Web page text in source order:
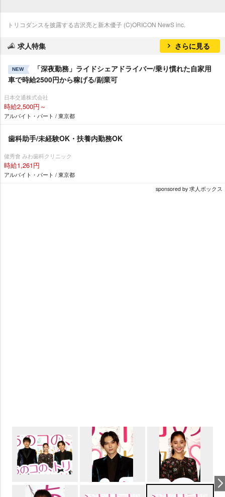
トリコダンスを披露する吉沢亮と新木優子 (C)ORICON NewS inc.
求人特集 さらに見る
NEW
「深夜勤務」ライドシェアドライバー/乗り慣れた自家用
車で時給2500円から稼げる/副業可
日本交通株式会社
時給2,500円～
アルバイト・パート / 東京都
歯科助手/未経験OK・扶養内勤務OK
健秀會 みわ歯科クリニック
時給1,261円
アルバイト・パート / 東京都
sponsored by 求人ボックス